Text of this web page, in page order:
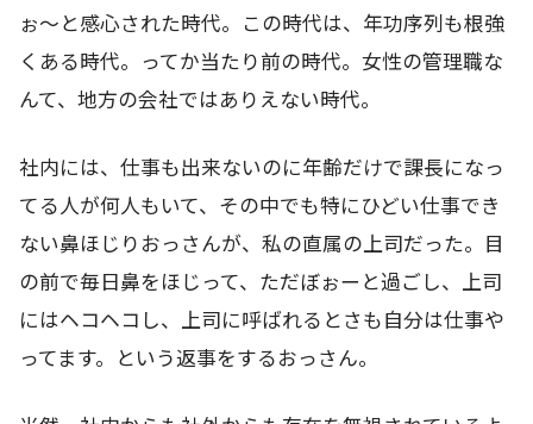
ぉ～と感心された時代。この時代は、年功序列も根強
くある時代。ってか当たり前の時代。女性の管理職な
んて、地方の会社ではありえない時代。
社内には、仕事も出来ないのに年齢だけで課長になっ
てる人が何人もいて、その中でも特にひどい仕事でき
ない鼻ほじりおっさんが、私の直属の上司だった。目
の前で毎日鼻をほじって、ただぼぉーと過ごし、上司
にはヘコヘコし、上司に呼ばれるとさも自分は仕事や
ってます。という返事をするおっさん。